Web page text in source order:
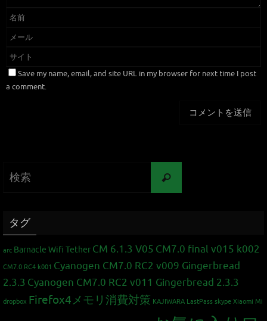
Save my name, email, and site URL in my browser for next time I post
a comment.
タグ
arc Barnacle Wifi Tether CM 6.1.3 V05 CM7.0 final v015 k002
CM7.0 RC4 k001 Cyanogen CM7.0 RC2 v009 Gingerbread
2.3.3 Cyanogen CM7.0 RC2 v011 Gingerbread 2.3.3
dropbox Firefox4メモリ消費対策 KAJIWARA LastPass skype Xiaomi Mi